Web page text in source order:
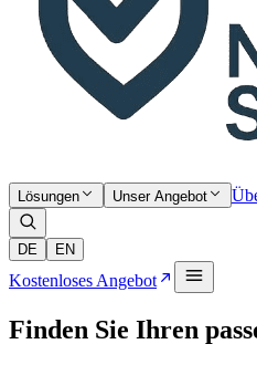
Lösungen Unser Angebot
DE EN
Kostenloses Angebot
Finden Sie Ihren